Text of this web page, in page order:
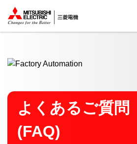
ここから本文
よくあるご質問
(FAQ)